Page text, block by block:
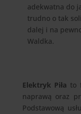
adekwatna do
trudno o tak
dalej i na
Waldka.
Elektryk Piła to
naprawą oraz
Podstawową